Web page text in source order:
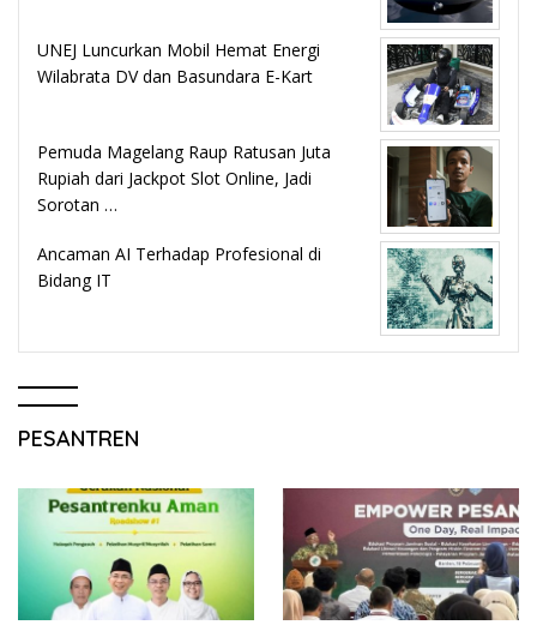
UNEJ Luncurkan Mobil Hemat Energi
Wilabrata DV dan Basundara E-Kart
Pemuda Magelang Raup Ratusan Juta
Rupiah dari Jackpot Slot Online, Jadi
Sorotan …
Ancaman AI Terhadap Profesional di
Bidang IT
PESANTREN